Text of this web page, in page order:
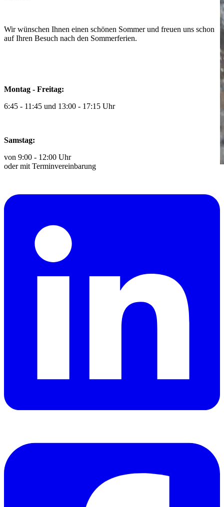
Wir wünschen Ihnen einen schönen Sommer und freuen uns schon
auf Ihren Besuch nach den Sommerferien.
Montag - Freitag:
6:45 - 11:45 und 13:00 - 17:15 Uhr
Samstag:
von 9:00 - 12:00 Uhr
oder mit Terminvereinbarung